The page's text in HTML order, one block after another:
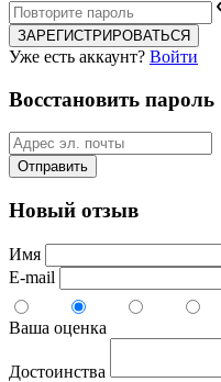
ЗАРЕГИСТРИРОВАТЬСЯ
Уже есть аккаунт? Войти
Восстановить пароль
Отправить
Новый отзыв
Имя
E-mail
Ваша оценка
Достоинства